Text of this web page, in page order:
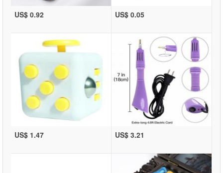
US$ 0.92 US$ 0.05
US$ 1.47 US$ 3.21